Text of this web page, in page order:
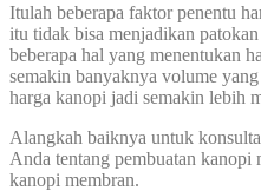
Itulah beberapa faktor penentu
itu tidak bisa menjadikan
beberapa hal yang menentukan
semakin banyaknya volume
harga kanopi jadi semakin lebih
Alangkah baiknya untuk
Anda tentang pembuatan kanopi
kanopi membran.